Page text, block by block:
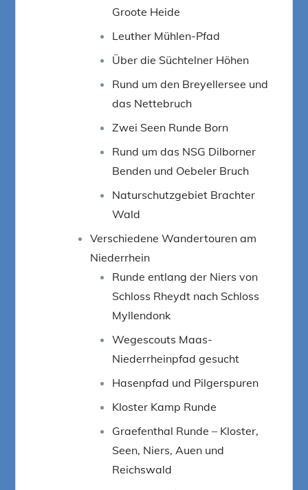
Groote Heide
Leuther Mühlen-Pfad
Über die Süchtelner Höhen
Rund um den Breyellersee und
das Nettebruch
Zwei Seen Runde Born
Rund um das NSG Dilborner
Benden und Oebeler Bruch
Naturschutzgebiet Brachter
Wald
Verschiedene Wandertouren am
Niederrhein
Runde entlang der Niers von
Schloss Rheydt nach Schloss
Myllendonk
Wegescouts Maas-
Niederrheinpfad gesucht
Hasenpfad und Pilgerspuren
Kloster Kamp Runde
Graefenthal Runde – Kloster,
Seen, Niers, Auen und
Reichswald